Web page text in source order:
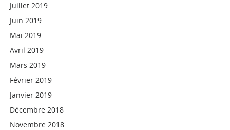
Juillet 2019
Juin 2019
Mai 2019
Avril 2019
Mars 2019
Février 2019
Janvier 2019
Décembre 2018
Novembre 2018